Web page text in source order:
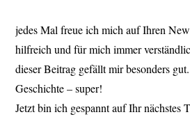
jedes Mal freue ich mich auf Ihren
hilfreich und für mich immer
dieser Beitrag gefällt mir besonders
Geschichte – super!
Jetzt bin ich gespannt auf Ihr nächstes